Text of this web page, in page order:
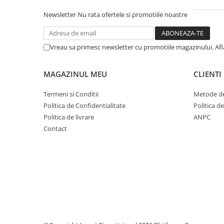
Dosare Carton
Dosare Plastic
Folii de protecție
Penare cu doua compartimente
Penare cu trei compartimente
Penare cu un compartiment
Penare echipate
Penare neechipate
Newsletter Nu rata ofertele si promotiile noastre
Vreau sa primesc newsletter cu promotiile magazinului.
MAGAZINUL MEU
Termeni si Conditii
Politica de Confidentialitate
Politica de livrare
Contact
CLIENTI
Metode
Politica
ANPC